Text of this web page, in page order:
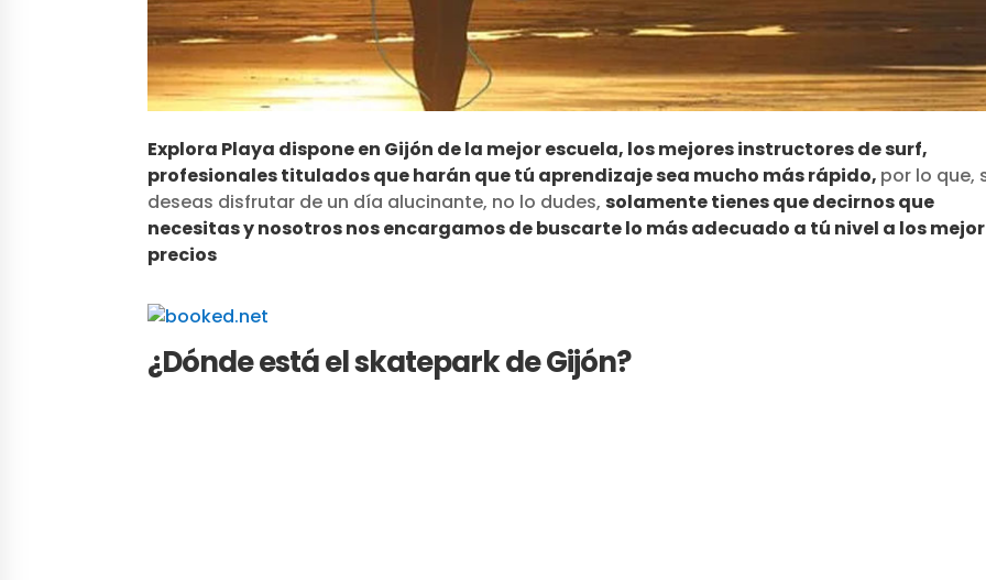
Explora Playa dispone en Gijón de la mejor escuela, los mejores instructores de surf,
profesionales titulados que harán que tú aprendizaje sea mucho más rápido, por lo que,
deseas disfrutar de un día alucinante, no lo dudes,solamente tienes que decirnos que
necesitas y nosotros nos encargamos de buscarte lo más adecuado a tú nivel a los
precios
¿Dónde está el skatepark de Gijón?